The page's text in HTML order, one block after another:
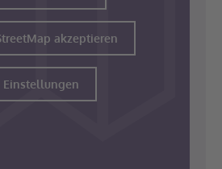
akzeptieren
Einstellungen